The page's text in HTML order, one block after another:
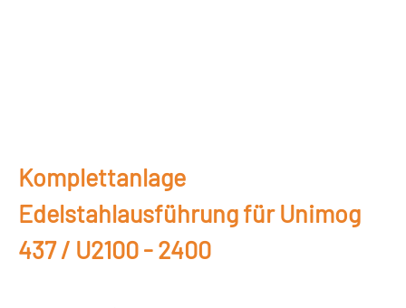
Komplettanlage
Edelstahlausführung für Unimog
437 / U2100 - 2400